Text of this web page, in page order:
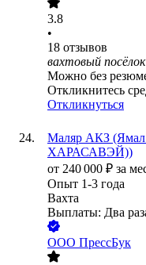
3.8
•
18 отзывов
вахтовый
Можно без
Откликнитесь
Откликнуться
Маляр АКЗ (Ямал.
ХАРАСАВЭЙ))
от 240 000 ₽ за
Опыт 1-3 года
Вахта
Выплаты: Два
ООО ПрессБук